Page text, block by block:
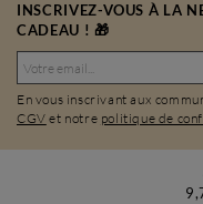
INSCRIVEZ-VOUS À LA
CADEAU ! 🎁
En vous inscrivant aux
CGV et notre politique de